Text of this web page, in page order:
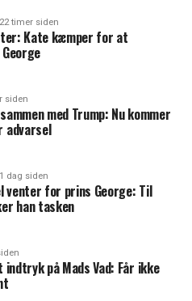
22 timer siden
Kate kæmper for at
siden
med Trump: Nu kommer
advarsel
1 dag siden
venter for prins George: Til
han tasken
på Mads Vad: Får ikke